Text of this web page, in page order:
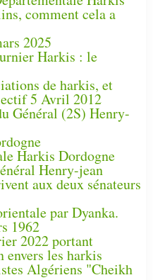
comment cela a
2025
Harkis : le
de harkis, et
5 Avril 2012
Général (2S) Henry-
Harkis Dordogne
Henry-jean
aux deux sénateurs
par Dyanka.
1962
2022 portant
envers les harkis
Algériens "Cheikh